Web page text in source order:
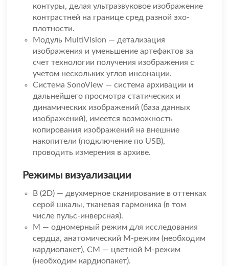
контуры, делая ультразвуковое изображение
контрастней на границе сред разной эхо-
плотности.
Модуль MultiVision — детализация
изображения и уменьшение артефактов за
счет технологии получения изображения с
учетом нескольких углов инсонации.
Система SonoView — система архивации и
дальнейшего просмотра статических и
динамических изображений (база данных
изображений), имеется возможность
копирования изображений на внешние
накопители (подключение по USB),
проводить измерения в архиве.
Режимы визуализации
B (2D) — двухмерное сканирование в оттенках
серой шкалы, тканевая гармоника (в том
числе пульс-инверсная).
M — одномерный режим для исследования
сердца, анатомический М-режим (необходим
кардиопакет), CM — цветной М-режим
(необходим кардиопакет).